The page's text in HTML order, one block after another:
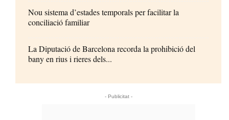
Nou sistema d’estades temporals per facilitar la
conciliació familiar
La Diputació de Barcelona recorda la prohibició del
bany en rius i rieres dels...
- Publicitat -